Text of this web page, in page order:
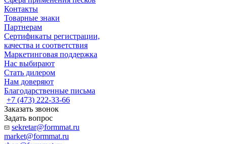
Контакты
Товарные знаки
Партнерам
Сертификаты регистрации,
качества и соответствия
Маркетинговая поддержка
Нас выбирают
Стать дилером
Нам доверяют
Благодарственные письма
+7 (473) 222-33-66
Заказать звонок
Задать вопрос
sekretar@formmat.ru
market@formmat.ru